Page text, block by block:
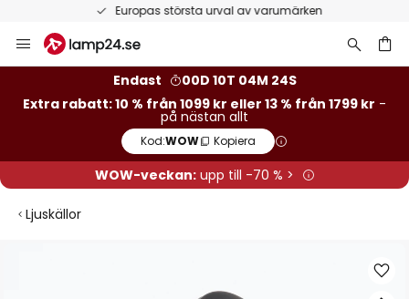
Europas största urval av varumärken
Hoppa
till
Endast
00D 10T 04M 24S
Extra rabatt: 10 % från 1099 kr eller 13 % från 1799 kr -
på nästan allt
Kod:WOW Kopiera
WOW-veckan:upp till -70 % >
Ljuskällor